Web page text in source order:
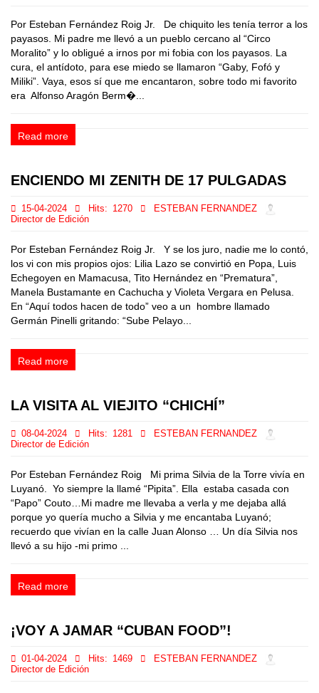
Por Esteban Fernández Roig Jr. De chiquito les tenía terror a los
payasos. Mi padre me llevó a un pueblo cercano al “Circo
Moralito” y lo obligué a irnos por mi fobia con los payasos. La
cura, el antídoto, para ese miedo se llamaron “Gaby, Fofó y
Miliki”. Vaya, esos sí que me encantaron, sobre todo mi favorito
era Alfonso Aragón Berm�...
Read more
ENCIENDO MI ZENITH DE 17 PULGADAS
15-04-2024 Hits: 1270
ESTEBAN FERNANDEZ
Director de Edición
Por Esteban Fernández Roig Jr. Y se los juro, nadie me lo contó,
los vi con mis propios ojos: Lilia Lazo se convirtió en Popa, Luis
Echegoyen en Mamacusa, Tito Hernández en “Prematura”,
Manela Bustamante en Cachucha y Violeta Vergara en Pelusa.
En “Aquí todos hacen de todo” veo a un hombre llamado
Germán Pinelli gritando: “Sube Pelayo...
Read more
LA VISITA AL VIEJITO “CHICHÍ”
08-04-2024 Hits: 1281
ESTEBAN FERNANDEZ
Director de Edición
Por Esteban Fernández Roig Mi prima Silvia de la Torre vivía en
Luyanó. Yo siempre la llamé “Pipita”. Ella estaba casada con
“Papo” Couto…Mi madre me llevaba a verla y me dejaba allá
porque yo quería mucho a Silvia y me encantaba Luyanó;
recuerdo que vivían en la calle Juan Alonso … Un día Silvia nos
llevó a su hijo -mi primo ...
Read more
¡VOY A JAMAR “CUBAN FOOD”!
01-04-2024 Hits: 1469
ESTEBAN FERNANDEZ
Director de Edición